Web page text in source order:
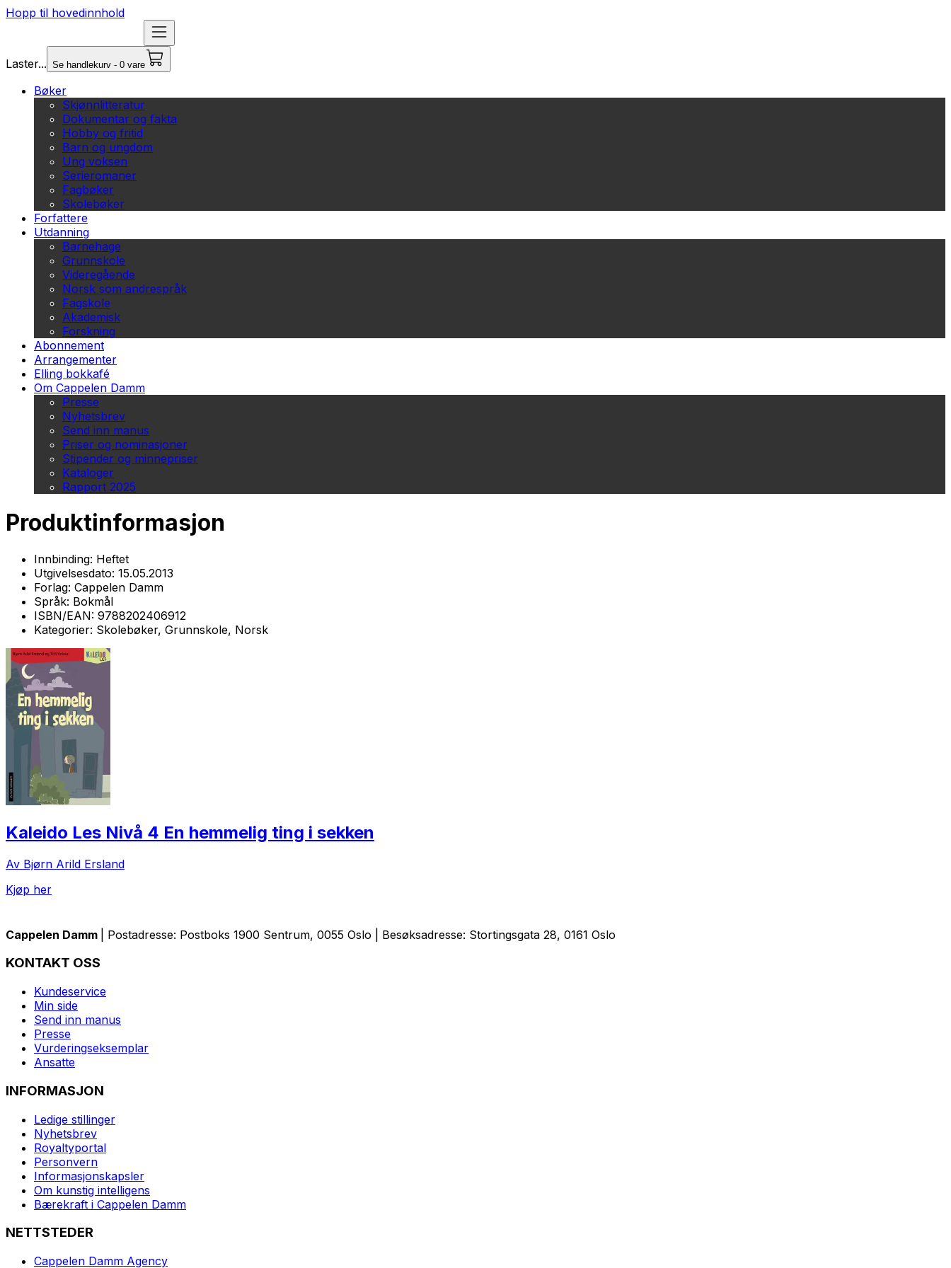
Hopp til hovedinnhold
Laster... Se handlekurv - 0 vare
Bøker
Skjønnlitteratur
Dokumentar og fakta
Hobby og fritid
Barn og ungdom
Ung voksen
Serieromaner
Fagbøker
Skolebøker
Forfattere
Utdanning
Barnehage
Grunnskole
Videregående
Norsk som andrespråk
Fagskole
Akademisk
Forskning
Abonnement
Arrangementer
Elling bokkafé
Om Cappelen Damm
Presse
Nyhetsbrev
Send inn manus
Priser og nominasjoner
Stipender og minnepriser
Kataloger
Rapport 2025
Produktinformasjon
Innbinding: Heftet
Utgivelsesdato: 15.05.2013
Forlag: Cappelen Damm
Språk: Bokmål
ISBN/EAN: 9788202406912
Kategorier: Skolebøker, Grunnskole, Norsk
Kaleido Les Nivå 4 En hemmelig ting i sekken
Av Bjørn Arild Ersland
Kjøp her
Cappelen Damm | Postadresse: Postboks 1900 Sentrum, 0055 Oslo | Besøksadresse: Stortingsgata 28, 0161 Oslo
KONTAKT OSS
Kundeservice
Min side
Send inn manus
Presse
Vurderingseksemplar
Ansatte
INFORMASJON
Ledige stillinger
Nyhetsbrev
Royaltyportal
Personvern
Informasjonskapsler
Om kunstig intelligens
Bærekraft i Cappelen Damm
NETTSTEDER
Cappelen Damm Agency